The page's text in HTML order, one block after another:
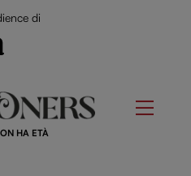
di
Menu
HA ETÀ